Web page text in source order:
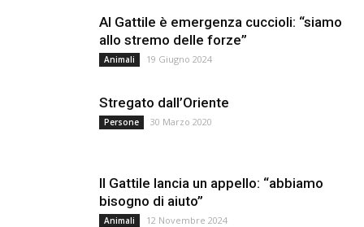
Al Gattile è emergenza cuccioli: “siamo
allo stremo delle forze”
Animali 19 Giugno 2024
Stregato dall’Oriente
Persone 30 Marzo 2020
Il Gattile lancia un appello: “abbiamo
bisogno di aiuto”
Animali 12 Novembre 2024